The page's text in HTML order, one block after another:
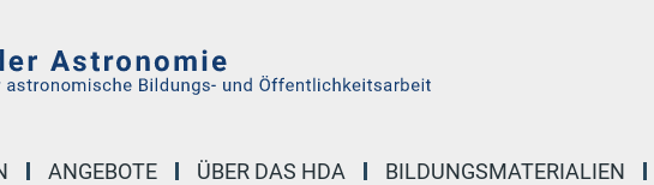
ANGEBOTE ÜBER DAS HDA BILDUNGSMATERIALIEN